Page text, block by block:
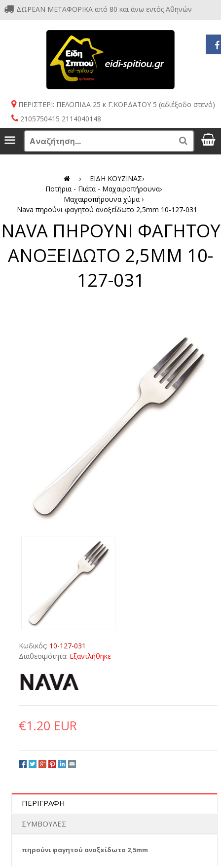
ΔΩΡΕΑΝ ΜΕΤΑΦΟΡΙΚΑ από 80 και άνω εντός Αθηνών
ΠΕΡΙΣΤΕΡΙ: ΠΕΛΟΠΙΔΑ 25 κ Γ.ΚΟΡΔΑΤΟΥ 5 (αδιέξοδο στενό)
2105750415 2114040148
Menu Search
› ΕΙΔΗ ΚΟΥΖΙΝΑΣ›
Ποτήρια - Πιάτα - Μαχαιροπήρουνα›
Μαχαιροπήρουνα χύμα ›
Nava πηρούνι φαγητού ανοξείδωτο 2,5mm 10-127-031
NAVA ΠΗΡΟΥΝΙ ΦΑΓΗΤΟΥ
ΑΝΟΞΕΙΔΩΤΟ 2,5MM 10-
127-031
Κωδικός: 10-127-031
Διαθεσιμότητα: Εξαντλήθηκε
€1.20 EUR
ΠΕΡΙΓΡΑΦΗ
ΣΥΜΒΟΥΛΕΣ
πηρούνι φαγητού ανοξείδωτο 2,5mm